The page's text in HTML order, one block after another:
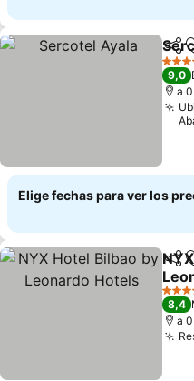
4
9,0
a
Elige fechas para ver los
Ver
4
8,4
a